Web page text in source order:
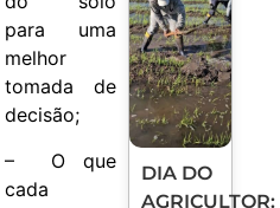
para uma
melhor
tomada de
decisão;
– O que
cada
DIA DO
AGRICULTOR: